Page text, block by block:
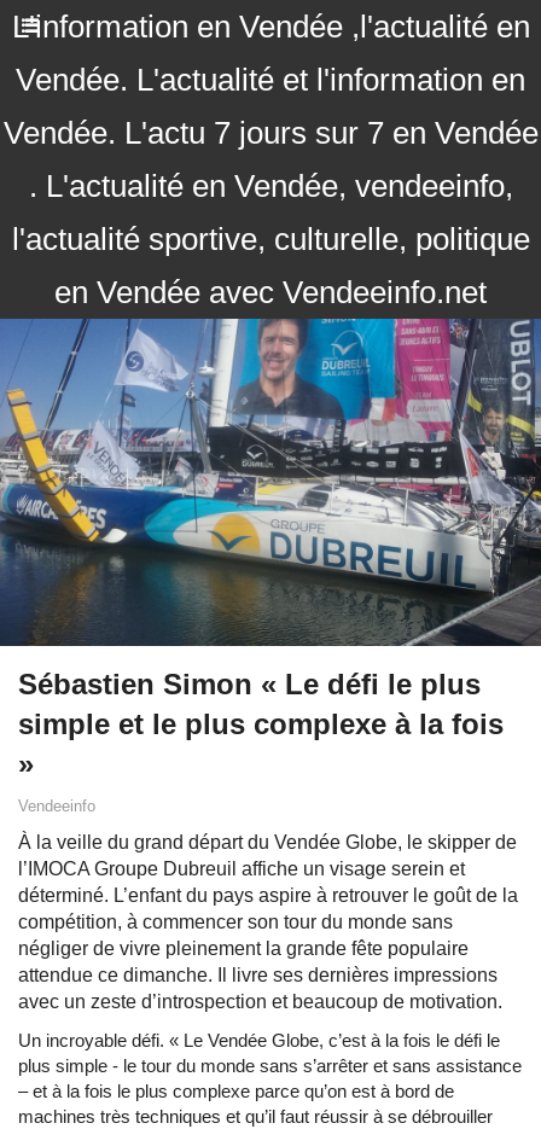
L'information en Vendée ,l'actualité en
Vendée. L'actualité et l'information en
Vendée. L'actu 7 jours sur 7 en Vendée
. L'actualité en Vendée, vendeeinfo,
l'actualité sportive, culturelle, politique
en Vendée avec Vendeeinfo.net
Sébastien Simon « Le défi le plus
simple et le plus complexe à la fois
»
Vendeeinfo
À la veille du grand départ du Vendée Globe, le skipper de
l’IMOCA Groupe Dubreuil affiche un visage serein et
déterminé. L’enfant du pays aspire à retrouver le goût de la
compétition, à commencer son tour du monde sans
négliger de vivre pleinement la grande fête populaire
attendue ce dimanche. Il livre ses dernières impressions
avec un zeste d’introspection et beaucoup de motivation.
Un incroyable défi. « Le Vendée Globe, c’est à la fois le défi le
plus simple - le tour du monde sans s’arrêter et sans assistance
– et à la fois le plus complexe parce qu’on est à bord de
machines très techniques et qu’il faut réussir à se débrouiller